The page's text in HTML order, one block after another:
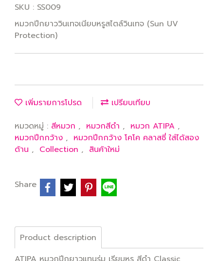
SKU : SS009
หมวกปีกยาววินเทจเนียบหรูสไตล์วินเทจ (Sun UV
Protection)
เพิ่มรายการโปรด
เปรียบเทียบ
หมวดหมู่ : สีหมวก , หมวกสีดำ , หมวก ATIPA ,
หมวกปีกกว้าง , หมวกปีกกว้าง โคโค คลาสซี่ ใส่ได้สอง
ด้าน , Collection , สินค้าใหม่
Share
Product description